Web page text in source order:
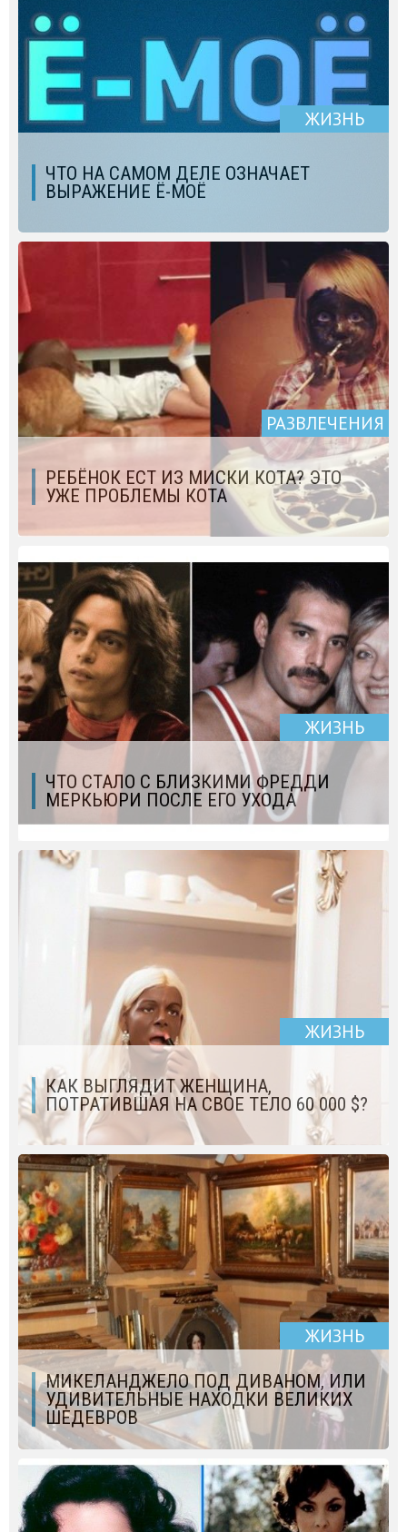
ЖИЗНЬ
ЧТО НА САМОМ ДЕЛЕ ОЗНАЧАЕТ
ВЫРАЖЕНИЕ Ё-МОЁ
РАЗВЛЕЧЕНИЯ
РЕБЁНОК ЕСТ ИЗ МИСКИ КОТА? ЭТО
УЖЕ ПРОБЛЕМЫ КОТА
ЖИЗНЬ
ЧТО СТАЛО С БЛИЗКИМИ ФРЕДДИ
МЕРКЬЮРИ ПОСЛЕ ЕГО УХОДА
ЖИЗНЬ
КАК ВЫГЛЯДИТ ЖЕНЩИНА,
ПОТРАТИВШАЯ НА СВОЕ ТЕЛО 60 000 $?
ЖИЗНЬ
МИКЕЛАНДЖЕЛО ПОД ДИВАНОМ, ИЛИ
УДИВИТЕЛЬНЫЕ НАХОДКИ ВЕЛИКИХ
ШЕДЕВРОВ